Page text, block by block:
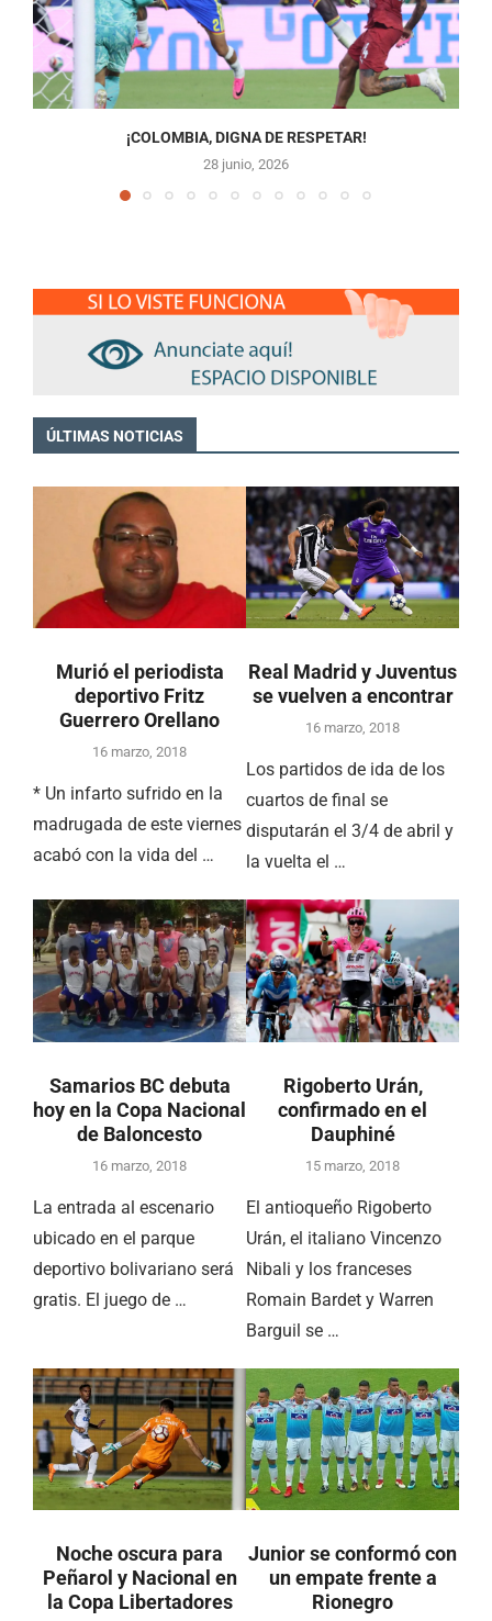
¡COLOMBIA, DIGNA DE RESPETAR!
28 junio, 2026
ÚLTIMAS NOTICIAS
Murió el periodista
deportivo Fritz
Guerrero Orellano
16 marzo, 2018
* Un infarto sufrido en la
madrugada de este viernes
acabó con la vida del …
Real Madrid y Juventus
se vuelven a encontrar
16 marzo, 2018
Los partidos de ida de los
cuartos de final se
disputarán el 3/4 de abril y
la vuelta el …
Samarios BC debuta
hoy en la Copa Nacional
de Baloncesto
16 marzo, 2018
La entrada al escenario
ubicado en el parque
deportivo bolivariano será
gratis. El juego de …
Rigoberto Urán,
confirmado en el
Dauphiné
15 marzo, 2018
El antioqueño Rigoberto
Urán, el italiano Vincenzo
Nibali y los franceses
Romain Bardet y Warren
Barguil se …
Noche oscura para
Peñarol y Nacional en
la Copa Libertadores
Junior se conformó con
un empate frente a
Rionegro